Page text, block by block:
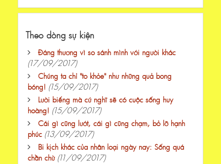
Theo dòng sự kiện
Đáng thương vì so sánh mình với người khác
(17/09/2017)
Chúng ta chỉ "to khỏe" như những quả bong
bóng! (15/09/2017)
Lười biếng mà cứ nghĩ sẽ có cuộc sống huy
hoàng! (15/09/2017)
Cái gì cũng lướt, cái gì cũng chạm, bỏ lỡ hạnh
phúc (13/09/2017)
Bi kịch khác của nhân loại ngày nay: Sống quá
chần chừ (11/09/2017)